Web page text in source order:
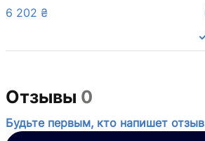
6 202 ₴
Отзывы 0
Будьте первым, кто напишет отзыв